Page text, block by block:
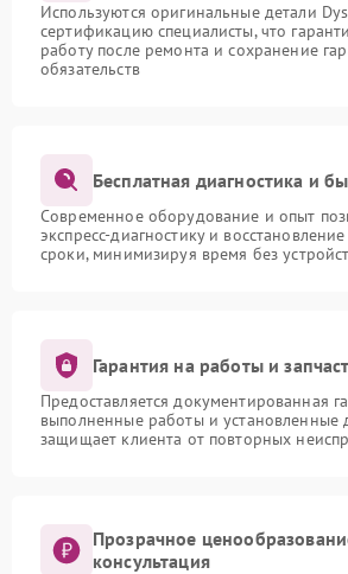
Используются оригинальные детали
сертификацию специалисты, что
работу после ремонта и сохранение
обязательств
Бесплатная диагностика и
Современное оборудование и опыт
экспресс-диагностику и
сроки, минимизируя время без
Гарантия на работы и
Предоставляется документированная
выполненные работы и установленные
защищает клиента от повторных
Прозрачное
консультация